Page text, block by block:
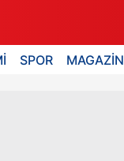
SPOR MAGAZİN